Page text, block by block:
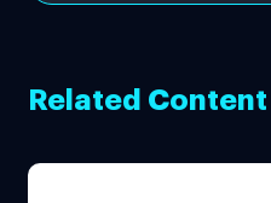
Related Content